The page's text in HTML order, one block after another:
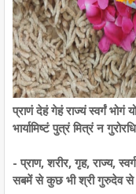
प्राणं देहं गेहं राज्यं स्वर्गं भोगं
भार्यामिष्टं पुत्रं मित्रं न
- प्राण, शरीर, गृह, राज्य,
सबमें से कुछ भीश्री गुरुदेवसे